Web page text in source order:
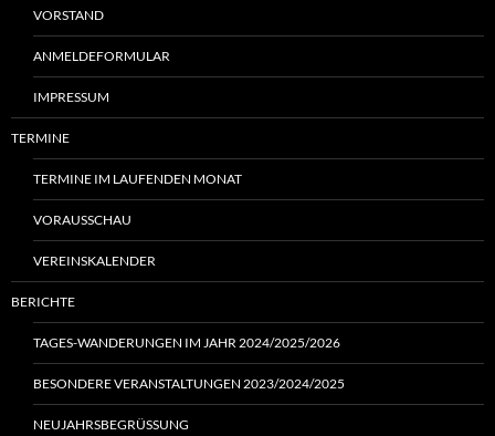
VORSTAND
ANMELDEFORMULAR
IMPRESSUM
TERMINE
TERMINE IM LAUFENDEN MONAT
VORAUSSCHAU
VEREINSKALENDER
BERICHTE
TAGES-WANDERUNGEN IM JAHR 2024/2025/2026
BESONDERE VERANSTALTUNGEN 2023/2024/2025
NEUJAHRSBEGRÜSSUNG